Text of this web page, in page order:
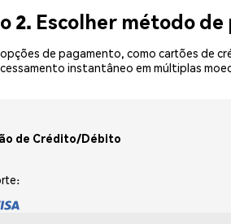
2. Escolher método
de pagamento, como cartões de
instantâneo em múltiplas
de Crédito/Débito